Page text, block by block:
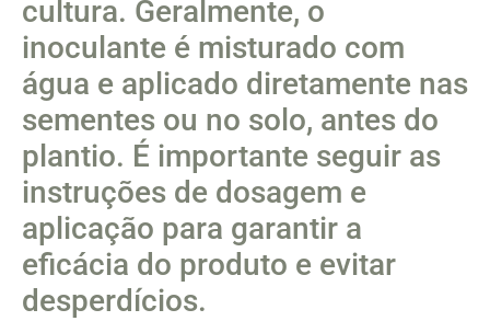
cultura. Geralmente, o
inoculante é misturado com
água e aplicado diretamente nas
sementes ou no solo, antes do
plantio. É importante seguir as
instruções de dosagem e
aplicação para garantir a
eficácia do produto e evitar
desperdícios.